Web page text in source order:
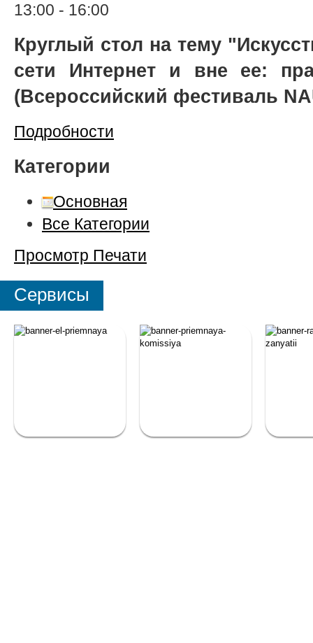
13:00 - 16:00
Круглый стол на тему
сети Интернет и вне ее:
(Всероссийский фестиваль
Подробности
Категории
Основная
Все Категории
Просмотр Печати
Сервисы